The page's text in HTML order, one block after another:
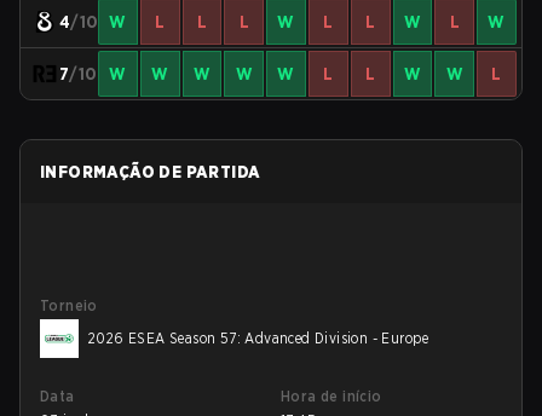
4/10 W L L L W L L W L W
7/10 W W W W W L L W W L
INFORMAÇÃO DE PARTIDA
Torneio
2026 ESEA Season 57: Advanced Division - Europe
Data
Hora de início